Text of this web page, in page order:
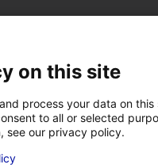
Accès
on this site
process your data on
to all or selected
see our privacy policy.